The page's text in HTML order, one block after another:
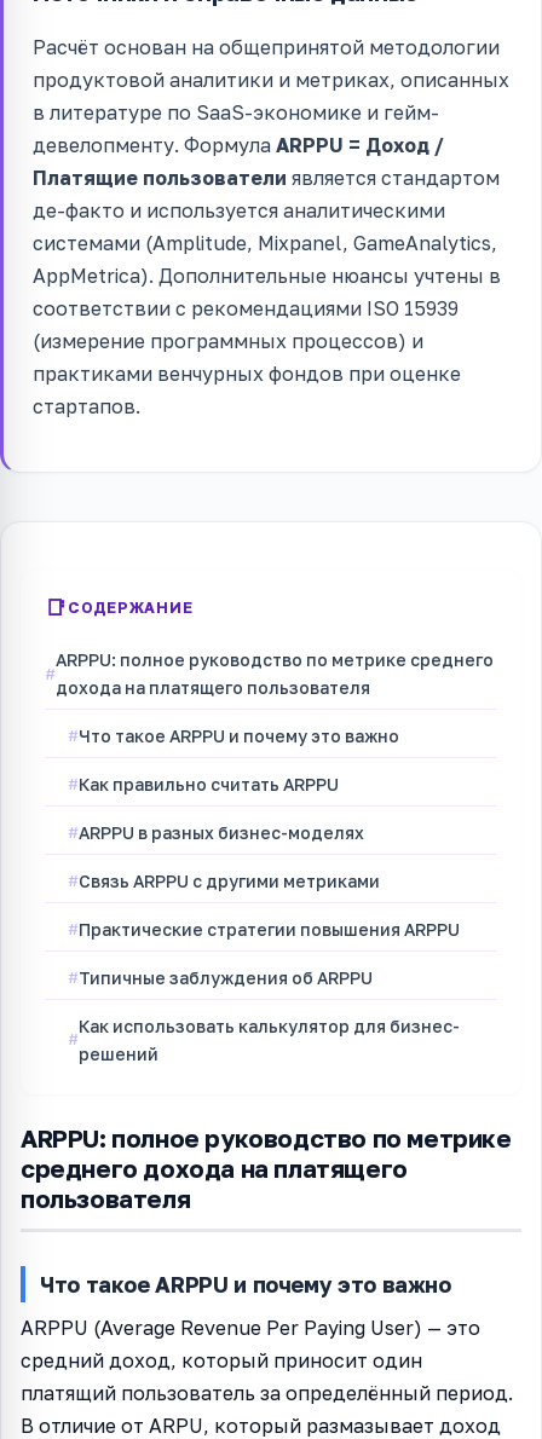
Расчёт основан на общепринятой методологии
продуктовой аналитики и метриках, описанных
в литературе по SaaS-экономике и гейм-
девелопменту. Формула ARPPU = Доход /
Платящие пользователи является стандартом
де-факто и используется аналитическими
системами (Amplitude, Mixpanel, GameAnalytics,
AppMetrica). Дополнительные нюансы учтены в
соответствии с рекомендациями ISO 15939
(измерение программных процессов) и
практиками венчурных фондов при оценке
стартапов.
СОДЕРЖАНИЕ
ARPPU: полное руководство по метрике среднего
дохода на платящего пользователя
Что такое ARPPU и почему это важно
Как правильно считать ARPPU
ARPPU в разных бизнес-моделях
Связь ARPPU с другими метриками
Практические стратегии повышения ARPPU
Типичные заблуждения об ARPPU
Как использовать калькулятор для бизнес-
решений
ARPPU: полное руководство по метрике
среднего дохода на платящего
пользователя
Что такое ARPPU и почему это важно
ARPPU (Average Revenue Per Paying User) — это
средний доход, который приносит один
платящий пользователь за определённый период.
В отличие от ARPU, который размазывает доход